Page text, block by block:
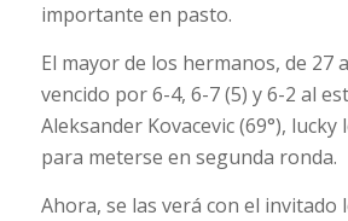
importante en pasto.
El mayor de los hermanos, de 27
vencido por 6-4, 6-7 (5) y 6-2 al
Aleksander Kovacevic (69°), lucky
para meterse en segunda ronda.
Ahora, se las verá con el invitado